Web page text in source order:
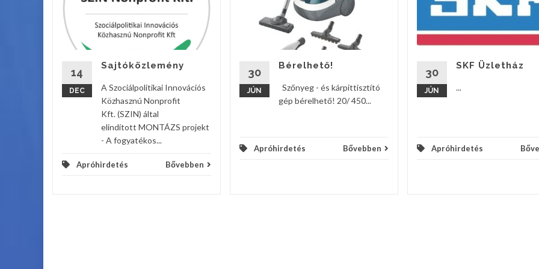
14
DEC
Sajtóközlemény
A Szociálpolitikai Innovációs
Közhasznú Nonprofit
Kft. (SZIN) által
elindított MONTÁZS projekt
- A fogyatékos...
Apróhirdetés Bővebben
30
JÚN
Bérelhető!
Szőnyeg - és kárpittisztító
gép bérelhető! 20/ 450...
Apróhirdetés Bővebben
30
JÚN
SKF Üzletház
...
Apróhirdetés